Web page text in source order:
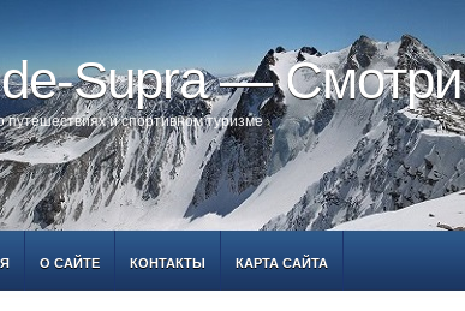
Supra —
путешествиях и спортивном туризме
О САЙТЕ КОНТАКТЫ КАРТА САЙТА